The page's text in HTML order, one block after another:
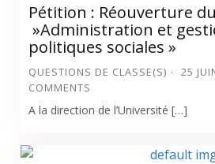
Pétition : Réouverture
»Administration et
politiques sociales »
QUESTIONS DE CLASSE(S) 25
COMMENTS
A la direction de l’Université […]